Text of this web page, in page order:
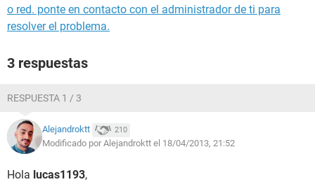
o red. ponte en contacto con el administrador de ti para
resolver el problema.
3 respuestas
RESPUESTA 1 / 3
Alejandroktt 210
Modificado por Alejandroktt el 18/04/2013, 21:52
Hola lucas1193,